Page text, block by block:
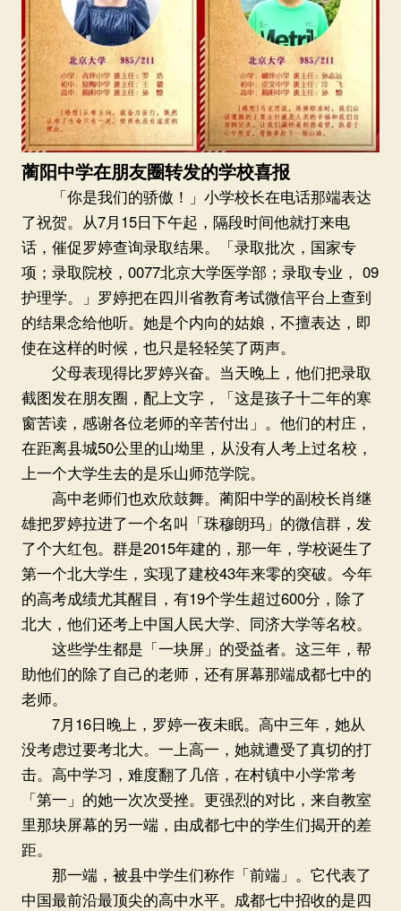
蔺阳中学在朋友圈转发的学校喜报
「你是我们的骄傲！」小学校长在电话那端表达
了祝贺。从7月15日下午起，隔段时间他就打来电
话，催促罗婷查询录取结果。「录取批次，国家专
项；录取院校，0077北京大学医学部；录取专业， 09
护理学。」罗婷把在四川省教育考试微信平台上查到
的结果念给他听。她是个内向的姑娘，不擅表达，即
使在这样的时候，也只是轻轻笑了两声。
父母表现得比罗婷兴奋。当天晚上，他们把录取
截图发在朋友圈，配上文字，「这是孩子十二年的寒
窗苦读，感谢各位老师的辛苦付出」。他们的村庄，
在距离县城50公里的山坳里，从没有人考上过名校，
上一个大学生去的是乐山师范学院。
高中老师们也欢欣鼓舞。蔺阳中学的副校长肖继
雄把罗婷拉进了一个名叫「珠穆朗玛」的微信群，发
了个大红包。群是2015年建的，那一年，学校诞生了
第一个北大学生，实现了建校43年来零的突破。今年
的高考成绩尤其醒目，有19个学生超过600分，除了
北大，他们还考上中国人民大学、同济大学等名校。
这些学生都是「一块屏」的受益者。这三年，帮
助他们的除了自己的老师，还有屏幕那端成都七中的
老师。
7月16日晚上，罗婷一夜未眠。高中三年，她从
没考虑过要考北大。一上高一，她就遭受了真切的打
击。高中学习，难度翻了几倍，在村镇中小学常考
「第一」的她一次次受挫。更强烈的对比，来自教室
里那块屏幕的另一端，由成都七中的学生们揭开的差
距。
那一端，被县中学生们称作「前端」。它代表了
中国最前沿最顶尖的高中水平。成都七中招收的是四